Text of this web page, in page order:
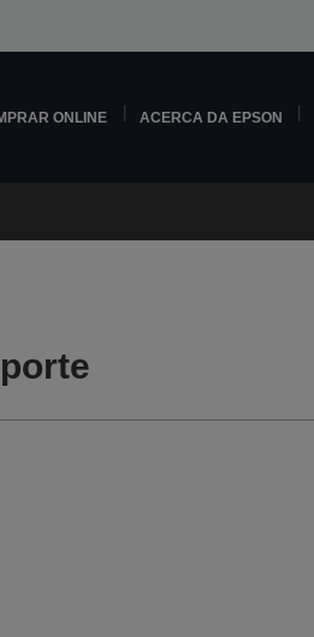
ONLINE ACERCA DA EPSON